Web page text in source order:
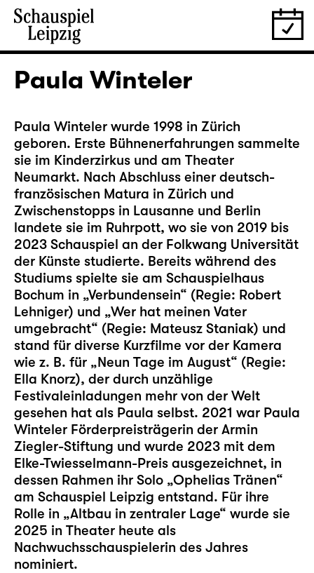
Paula Winteler
Paula Winteler wurde 1998 in Zürich
geboren. Erste Bühnenerfahrungen sammelte
sie im Kinderzirkus und am Theater
Neumarkt. Nach Abschluss einer deutsch-
französischen Matura in Zürich und
Zwischenstopps in Lausanne und Berlin
landete sie im Ruhrpott, wo sie von 2019 bis
2023 Schauspiel an der Folkwang Universität
der Künste studierte. Bereits während des
Studiums spielte sie am Schauspielhaus
Bochum in „Verbundensein“ (Regie: Robert
Lehniger) und „Wer hat meinen Vater
umgebracht“ (Regie: Mateusz Staniak) und
stand für diverse Kurzfilme vor der Kamera
wie z. B. für „Neun Tage im August“ (Regie:
Ella Knorz), der durch unzählige
Festivaleinladungen mehr von der Welt
gesehen hat als Paula selbst. 2021 war Paula
Winteler Förderpreisträgerin der Armin
Ziegler-Stiftung und wurde 2023 mit dem
Elke-Twiesselmann-Preis ausgezeichnet, in
dessen Rahmen ihr Solo „Ophelias Tränen“
am Schauspiel Leipzig entstand. Für ihre
Rolle in „Altbau in zentraler Lage“ wurde sie
2025 in Theater heute als
Nachwuchsschauspielerin des Jahres
nominiert.